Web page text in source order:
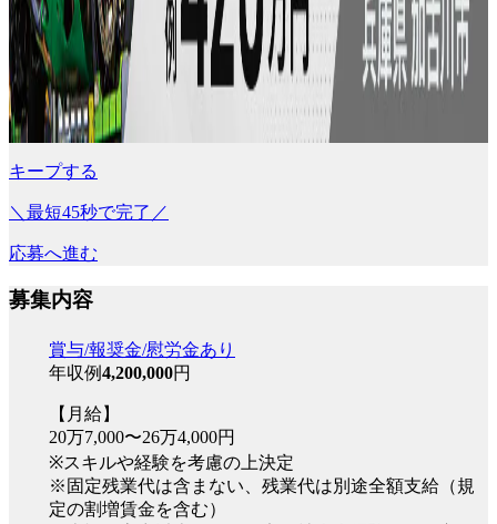
キープする
＼最短45秒で完了／
応募へ進む
募集内容
賞与/報奨金/慰労金あり
年収例4,200,000円
【月給】
20万7,000〜26万4,000円
※スキルや経験を考慮の上決定
※固定残業代は含まない、残業代は別途全額支給（規
定の割増賃金を含む）